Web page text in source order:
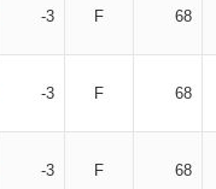
-3 F 68
-3 F 68
-3 F 68